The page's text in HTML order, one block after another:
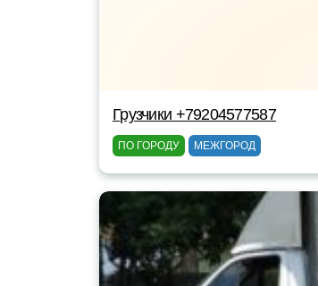
Грузчики +79204577587
ПО ГОРОДУ МЕЖГОРОД